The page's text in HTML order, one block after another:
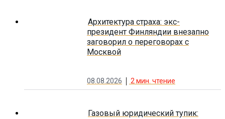
Архитектура страха: экс-
президент Финляндии внезапно
заговорил о переговорах с
Москвой
08.08.2026 2 мин. чтение
Газовый юридический тупик: